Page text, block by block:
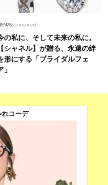
「いい匂い」。40代のため
名品フレグランス！
Sponsored
の私に、そして未来の私に。
【シャネル】が贈る、永遠の絆
形にする「ブライダルフェ
」
れコーデ